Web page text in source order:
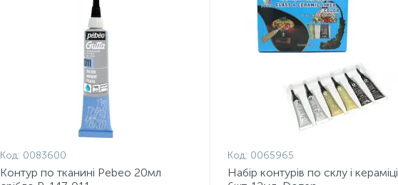
Код: 0083600
Контур по тканині Pebeo 20мл
Код: 0065965
Набір контурів по склу і кераміці